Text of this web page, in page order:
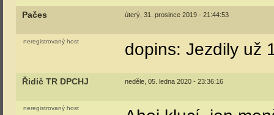
Pačes úterý, 31. prosince 2019 - 21:44:53
neregistrovaný host dopins: Jezdily už
Řidič TR DPCHJ neděle, 05. ledna 2020 - 23:36:16
neregistrovaný host